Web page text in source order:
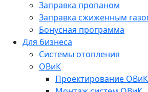
Заправка пропаном
Заправка сжиженным
Бонусная программа
Для бизнеса
Системы отопления
ОВиК
Проектирование ОВиК